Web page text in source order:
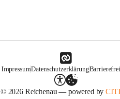
ImpressumDatenschutzerklärung
© 2026 Reichenau — powered by